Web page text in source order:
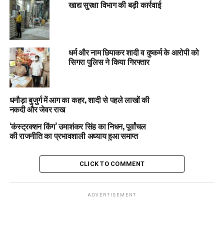
खाद्य सुरक्षा विभाग की बड़ी कार्रवाई
धर्म और नाम छिपाकर शादी व दुष्कर्म के आरोपी को
सिगरा पुलिस ने किया गिरफ्तार
धनौड़ा बुजुर्ग में आग का कहर, शादी से पहले लाखों की
नकदी और जेवर राख
‘कंस्ट्रक्शन किंग’ उमाशंकर सिंह का निधन, पूर्वांचल
की राजनीति का प्रभावशाली अध्याय हुआ समाप्त
CLICK TO COMMENT
ADVERTISEMENT